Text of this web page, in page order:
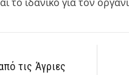
τις Άγριες